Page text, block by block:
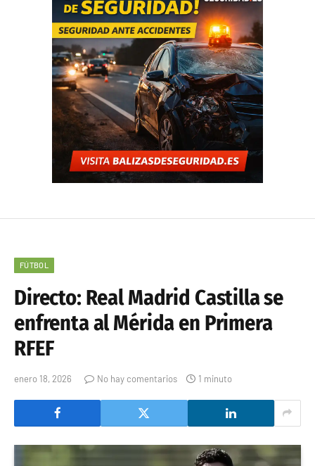
FÚTBOL
Directo: Real Madrid Castilla se
enfrenta al Mérida en Primera
RFEF
enero 18, 2026 No hay comentarios 1 minuto